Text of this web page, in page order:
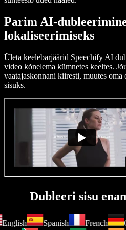
Parim AI-
lokaliseerimiseks
Ületa keelebarjäärid Speechify AI
video kõnelema kümnetes keeltes.
vaatajaskonnani kiiresti, muutes
sisuks.
Dubleeri sisu
Spanish French